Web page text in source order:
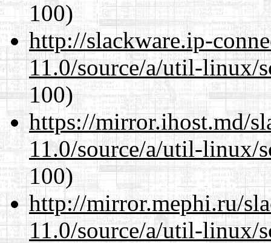
100)
http://slackware.ip-
11.0/source/a/util-linux/
100)
https://mirror.ihost.md/
11.0/source/a/util-linux/
100)
http://mirror.mephi.ru/
11.0/source/a/util-linux/